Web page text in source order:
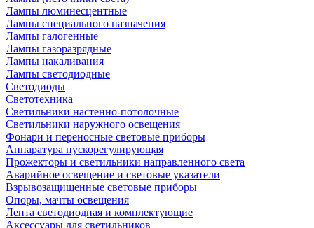
Лампы люминесцентные
Лампы специального назначения
Лампы галогенные
Лампы газоразрядные
Лампы накаливания
Лампы светодиодные
Светодиоды
Светотехника
Светильники настенно-потолочные
Светильники наружного освещения
Фонари и переносные световые приборы
Аппаратура пускорегулирующая
Прожекторы и светильники направленного света
Аварийное освещение и световые указатели
Взрывозащищенные световые приборы
Опоры, мачты освещения
Лента светодиодная и комплектующие
Аксессуары для светильников